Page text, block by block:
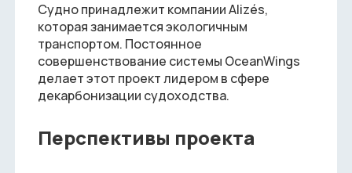
Судно принадлежит компании Alizés,
которая занимается экологичным
транспортом. Постоянное
совершенствование системы OceanWings
делает этот проект лидером в сфере
декарбонизации судоходства.
Перспективы проекта